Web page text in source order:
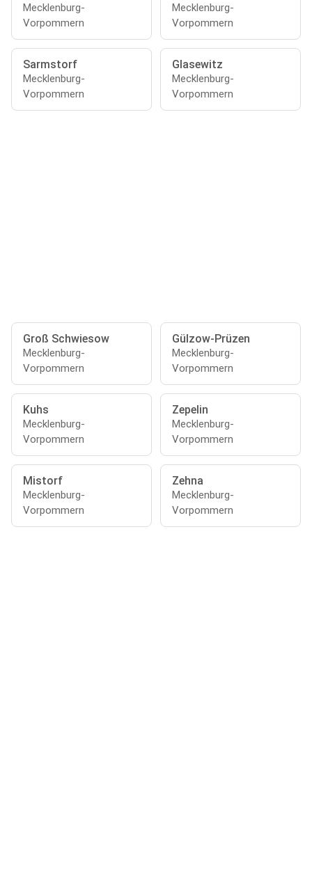
Mecklenburg-
Vorpommern
Mecklenburg-
Vorpommern
Sarmstorf
Mecklenburg-
Vorpommern
Glasewitz
Mecklenburg-
Vorpommern
Groß Schwiesow
Mecklenburg-
Vorpommern
Gülzow-Prüzen
Mecklenburg-
Vorpommern
Kuhs
Mecklenburg-
Vorpommern
Zepelin
Mecklenburg-
Vorpommern
Mistorf
Mecklenburg-
Vorpommern
Zehna
Mecklenburg-
Vorpommern